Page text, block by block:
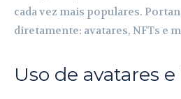
cada vez mais populares.
diretamente: avatares, NFTs e
Uso de avatares e